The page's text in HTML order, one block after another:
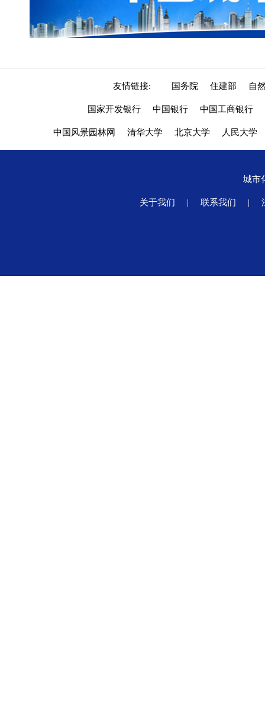
友情链接: 国务院 住建部 自
国家开发银行 中国银行 中国工商银行
中国风景园林网 清华大学 北京大学 人民大学
城市
关于我们 | 联系我们 |